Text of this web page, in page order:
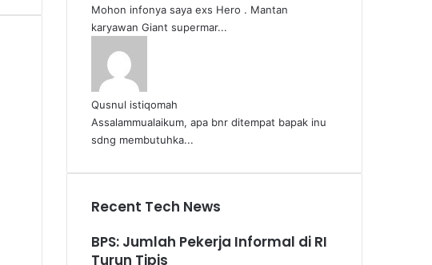
Mohon infonya saya exs Hero . Mantan
karyawan Giant supermar...
Qusnul istiqomah
Assalammualaikum, apa bnr ditempat bapak inu
sdng membutuhka...
Recent Tech News
BPS: Jumlah Pekerja Informal di RI
Turun Tipis